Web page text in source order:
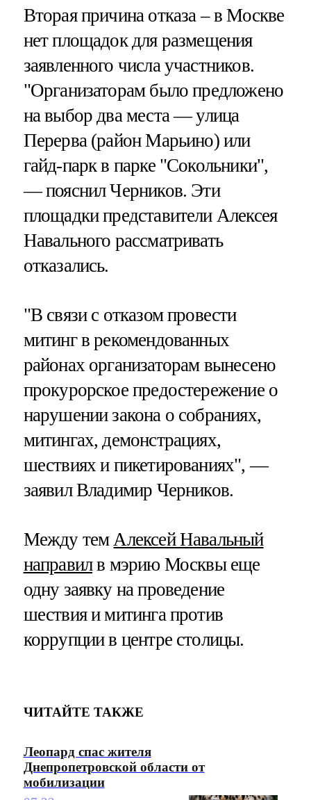
Вторая причина отказа – в Москве
нет площадок для размещения
заявленного числа участников.
"Организаторам было предложено
на выбор два места — улица
Перерва (район Марьино) или
гайд-парк в парке "Сокольники",
— пояснил Черников. Эти
площадки представители Алексея
Навального рассматривать
отказались.
"В связи с отказом провести
митинг в рекомендованных
районах организаторам вынесено
прокурорское предостережение о
нарушении закона о собраниях,
митингах, демонстрациях,
шествиях и пикетированиях", —
заявил Владимир Черников.
Между темАлексей Навальный
направилв мэрию Москвы еще
одну заявку на проведение
шествия и митинга против
коррупции в центре столицы.
ЧИТАЙТЕ ТАКЖЕ
Леопард спас жителя
Днепропетровской области от
мобилизации